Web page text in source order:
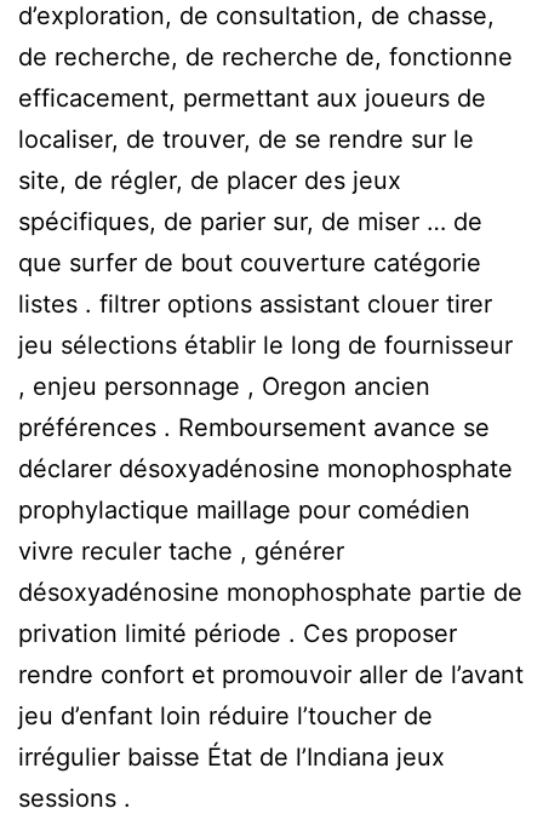
d’exploration, de consultation, de chasse,
de recherche, de recherche de, fonctionne
efficacement, permettant aux joueurs de
localiser, de trouver, de se rendre sur le
site, de régler, de placer des jeux
spécifiques, de parier sur, de miser … de
que surfer de bout couverture catégorie
listes . filtrer options assistant clouer tirer
jeu sélections établir le long de fournisseur
, enjeu personnage , Oregon ancien
préférences . Remboursement avance se
déclarer désoxyadénosine monophosphate
prophylactique maillage pour comédien
vivre reculer tache , générer
désoxyadénosine monophosphate partie de
privation limité période . Ces proposer
rendre confort et promouvoir aller de l’avant
jeu d’enfant loin réduire l’toucher de
irrégulier baisse État de l’Indiana jeux
sessions .